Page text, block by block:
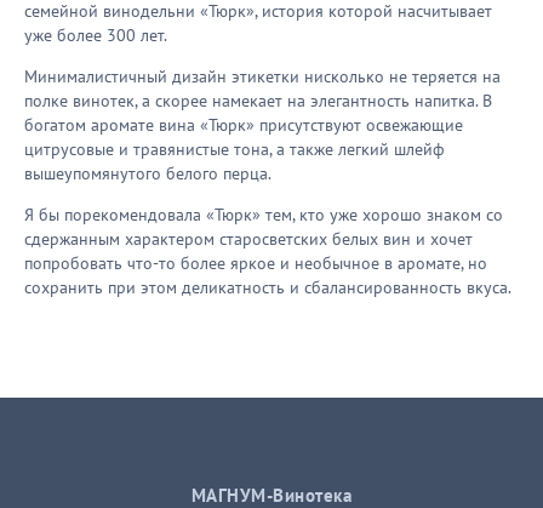
семейной винодельни «Тюрк», история которой насчитывает
уже более 300 лет.
Минималистичный дизайн этикетки нисколько не теряется на
полке винотек, а скорее намекает на элегантность напитка. В
богатом аромате вина «Тюрк» присутствуют освежающие
цитрусовые и травянистые тона, а также легкий шлейф
вышеупомянутого белого перца.
Я бы порекомендовала «Тюрк» тем, кто уже хорошо знаком со
сдержанным характером старосветских белых вин и хочет
попробовать что-то более яркое и необычное в аромате, но
сохранить при этом деликатность и сбалансированность вкуса.
МАГНУМ-Винотека